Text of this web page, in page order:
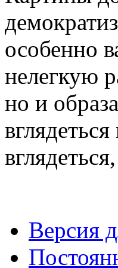
особенно
нелегкую
но и
Версия